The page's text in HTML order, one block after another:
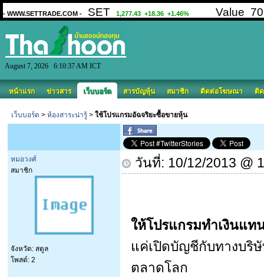
August 7, 2026 6:10:37 AM ICT
หน้าแรก ข่าวสาร เว็บบอร์ด สารบัญหุ้น สมาชิก ติดต่อโฆษณา ติ
เว็บบอร์ด > ห้องสาระน่ารู้ > ใช้โปรแกรมอัฉจริยะซื้อขายหุ้น
หมอวงศ์
สมาชิก
จังหวัด: สตูล
โพสต์: 2
วันที่: 10/12/2013 @
ให้โปรแกรมทำเงินแท
แค่เปิดบัญชีกับทางบริ
ตลาดโลก